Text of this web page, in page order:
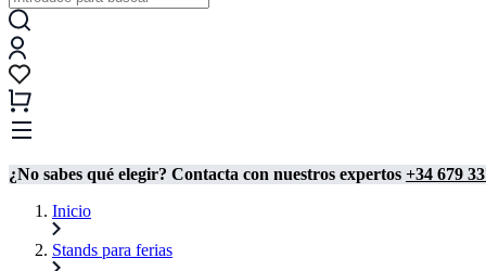
¿No sabes qué elegir? Contacta con nuestros expertos +34 679
Inicio
Stands para ferias